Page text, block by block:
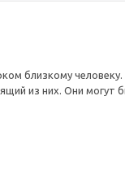
близкому
из них. Они могут